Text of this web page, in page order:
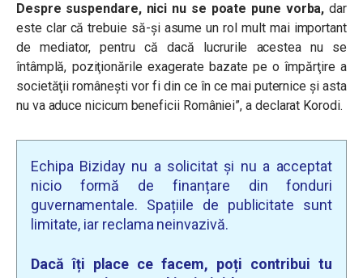
Despre suspendare, nici nu se poate pune vorba, dar
este clar că trebuie să-şi asume un rol mult mai important
de mediator, pentru că dacă lucrurile acestea nu se
întâmplă, poziţionările exagerate bazate pe o împărţire a
societăţii româneşti vor fi din ce în ce mai puternice şi asta
nu va aduce nicicum beneficii României”, a declarat Korodi.
Echipa Biziday nu a solicitat și nu a acceptat
nicio formă de finanțare din fonduri
guvernamentale. Spațiile de publicitate sunt
limitate, iar reclama neinvazivă.
Dacă îți place ce facem, poți contribui tu